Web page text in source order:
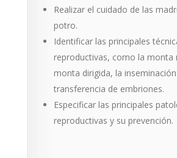
Realizar el cuidado de las
potro.
Identificar las principales
reproductivas, como la monta
monta dirigida, la
transferencia de embriones.
Especificar las principales
reproductivas y su prevención.